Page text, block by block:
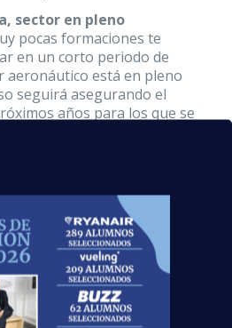
sector en pleno
pocas formaciones te
en un corto periodo de
aeronáutico está en pleno
seguirá asegurando el
años para los que se
para la que trabajes,
uno o varios días para
a la que vueles.
: al estar expuesto a
personas tan diferentes es
mente no dé un giro y